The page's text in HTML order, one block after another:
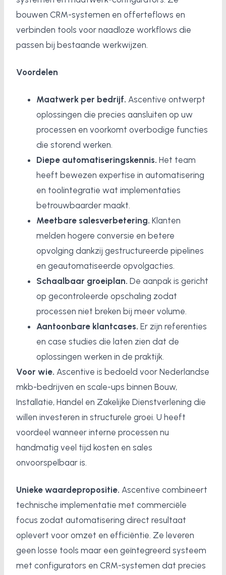
bouwen CRM-systemen en offerteflows en
verbinden tools voor naadloze workflows die
passen bij bestaande werkwijzen.
Voordelen
Maatwerk per bedrijf. Ascentive ontwerpt
oplossingen die precies aansluiten op uw
processen en voorkomt overbodige functies
die storend werken.
Diepe automatiseringskennis. Het team
heeft bewezen expertise in automatisering
en toolintegratie wat implementaties
betrouwbaarder maakt.
Meetbare salesverbetering. Klanten
melden hogere conversie en betere
opvolging dankzij gestructureerde pipelines
en geautomatiseerde opvolgacties.
Schaalbaar groeiplan. De aanpak is gericht
op gecontroleerde opschaling zodat
processen niet breken bij meer volume.
Aantoonbare klantcases. Er zijn referenties
en case studies die laten zien dat de
oplossingen werken in de praktijk.
Voor wie. Ascentive is bedoeld voor Nederlandse
mkb-bedrijven en scale-ups binnen Bouw,
Installatie, Handel en Zakelijke Dienstverlening die
willen investeren in structurele groei. U heeft
voordeel wanneer interne processen nu
handmatig veel tijd kosten en sales
onvoorspelbaar is.
Unieke waardepropositie. Ascentive combineert
technische implementatie met commerciële
focus zodat automatisering direct resultaat
oplevert voor omzet en efficiëntie. Ze leveren
geen losse tools maar een geïntegreerd systeem
met configurators en CRM-systemen dat precies